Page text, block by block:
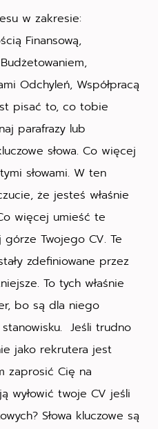
w zakresie:
Finansową,
Odchyleń, Współpracą
pisać to, co tobie
parafrazy lub
słowa. Co więcej
słowami. W ten
że jesteś właśnie
więcej umieść te
górze Twojego CV. Te
zdefiniowane przez
To tych właśnie
bo są dla niego
Jeśli trudno
jako rekrutera jest
zaprosić Cię na
wyłowić twoje CV jeśli
Słowa kluczowe są